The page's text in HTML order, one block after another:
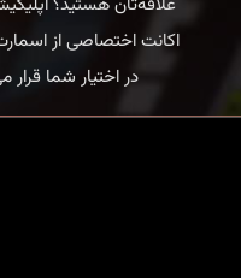
در اختیار شما